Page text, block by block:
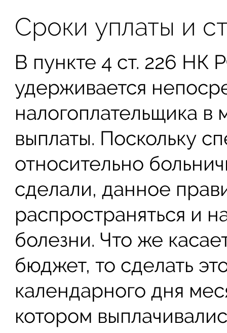
Сроки уплаты и
В пункте 4 ст. 226 НК
удерживается
налогоплательщика в
выплаты. Поскольку
относительно
сделали, данное
распространяться и
болезни. Что же
бюджет, то сделать
календарного дня
котором